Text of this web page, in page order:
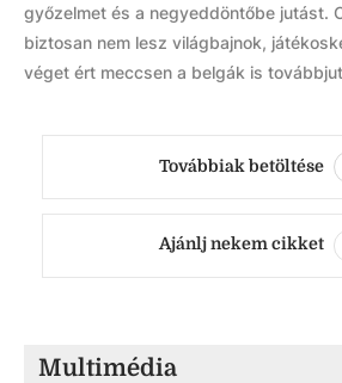
győzelmet és a negyeddöntőbe jutást.
biztosan nem lesz világbajnok,
véget ért meccsen a belgák is
Továbbiak betöltése
Ajánlj nekem cikket
Multimédia